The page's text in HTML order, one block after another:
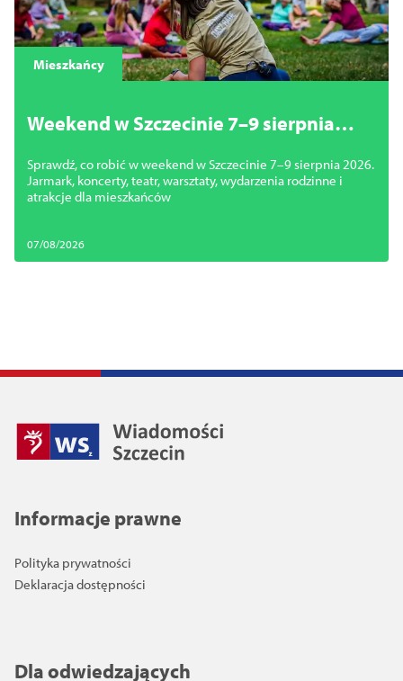
Mieszkańcy
Weekend w Szczecinie 7–9 sierpnia
koncerty i atrakcje
Sprawdź, co robić w weekend w Szczecinie 7–9 sierpnia 2026.
Jarmark, koncerty, teatr, warsztaty, wydarzenia rodzinne i
atrakcje dla mieszkańców
07/08/2026
Informacje prawne
Polityka prywatności
Deklaracja dostępności
Dla odwiedzających